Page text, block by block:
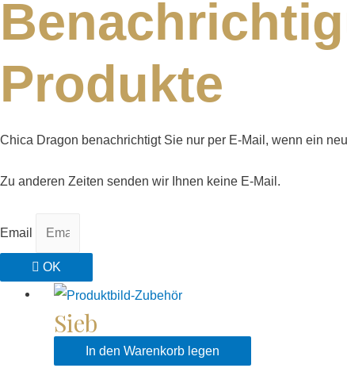
Produkte
Chica Dragon benachrichtigt Sie nur per E-Mail, wenn ein
Zu anderen Zeiten senden wir Ihnen keine E-Mail.
Email
OK
Sieb
In den Warenkorb legen